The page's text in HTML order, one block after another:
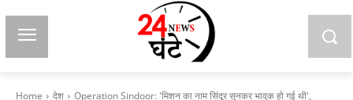
Home देश
Operation Sindoor: 'मिशन का नाम सिंदूर सुनकर भावुक हो गई थी',